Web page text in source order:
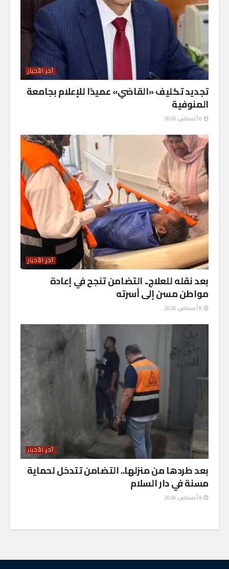
آخر الأخبار
تجديد تكليف «القاضي» عميدًا للإعلام بجامعة
المنوفية
آخر الأخبار
بعد نقله للعلاج.. التضامن تنجح في إعادة
مواطن مسن إلى أسرته
آخر الأخبار
بعد طردها من منزلها.. التضامن تتدخل لحماية
مسنة في دار السلام